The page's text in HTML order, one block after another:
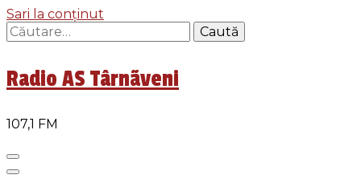
Sari la conținut
Caută
după:
Radio AS Târnãveni
107,1 FM